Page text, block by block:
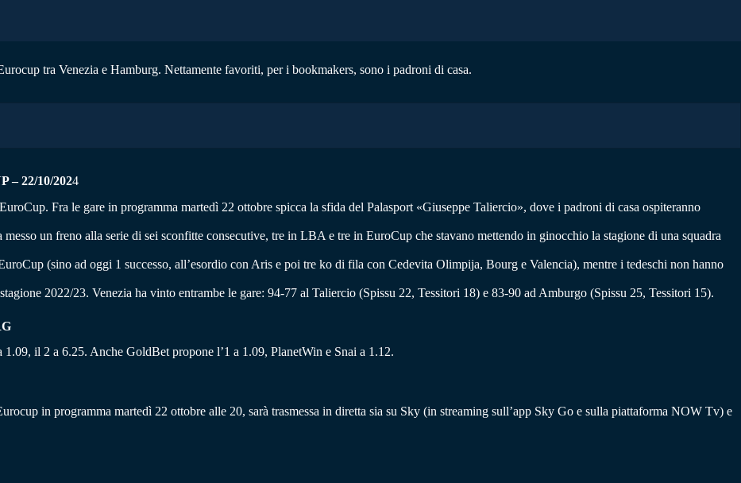
tra Venezia e Hamburg. Nettamente favoriti, per i bookmakers, sono i padroni di casa.
– 22/10/2024
Fra le gare in programma martedì 22 ottobre spicca la sfida del Palasport «Giuseppe Taliercio», dove i padroni di casa ospiteranno
un freno alla serie di sei sconfitte consecutive, tre in LBA e tre in EuroCup che stavano mettendo in ginocchio la stagione di una squadra
(sino ad oggi 1 successo, all’esordio con Aris e poi tre ko di fila con Cedevita Olimpija, Bourg e Valencia), mentre i tedeschi non hanno
2022/23. Venezia ha vinto entrambe le gare: 94-77 al Taliercio (Spissu 22, Tessitori 18) e 83-90 ad Amburgo (Spissu 25, Tessitori 15).
1.09, il 2 a 6.25. Anche GoldBet propone l’1 a 1.09, PlanetWin e Snai a 1.12.
in programma martedì 22 ottobre alle 20, sarà trasmessa in diretta sia su Sky (in streaming sull’app Sky Go e sulla piattaforma NOW Tv) e